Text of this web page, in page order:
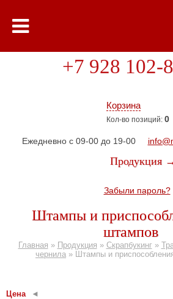
Корзина
Кол-во позиций: 0
+7 928 102-
Ежедневно с 09-00 до 19-00
Продукция
Забыли пароль?
Штампы и
штампов
Главная » Продукция » Скрапбукинг»
чернила » Штампы и
Цена